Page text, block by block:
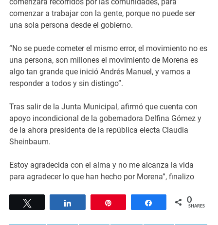
comenzar a trabajar con la gente, porque no puede ser
una sola persona desde el gobierno.
“No se puede cometer el mismo error, el movimiento no es
una persona, son millones el movimiento de Morena es
algo tan grande que inició Andrés Manuel, y vamos a
responder a todos y sin distingo”.
Tras salir de la Junta Municipal, afirmó que cuenta con
apoyo incondicional de la gobernadora Delfina Gómez y
de la ahora presidenta de la república electa Claudia
Sheinbaum.
Estoy agradecida con el alma y no me alcanza la vida
para agradecer lo que han hecho por Morena”, finalizo
Share 0
SHARES